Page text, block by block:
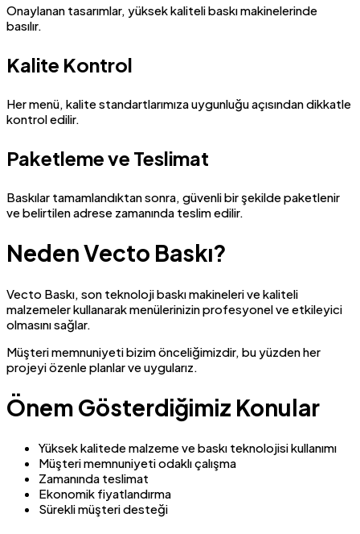
Onaylanan tasarımlar, yüksek kaliteli baskı makinelerinde
basılır.
Kalite Kontrol
Her menü, kalite standartlarımıza uygunluğu açısından dikkatle
kontrol edilir.
Paketleme ve Teslimat
Baskılar tamamlandıktan sonra, güvenli bir şekilde paketlenir
ve belirtilen adrese zamanında teslim edilir.
Neden Vecto Baskı?
Vecto Baskı, son teknoloji baskı makineleri ve kaliteli
malzemeler kullanarak menülerinizin profesyonel ve etkileyici
olmasını sağlar.
Müşteri memnuniyeti bizim önceliğimizdir, bu yüzden her
projeyi özenle planlar ve uygularız.
Önem Gösterdiğimiz Konular
Yüksek kalitede malzeme ve baskı teknolojisi kullanımı
Müşteri memnuniyeti odaklı çalışma
Zamanında teslimat
Ekonomik fiyatlandırma
Sürekli müşteri desteği